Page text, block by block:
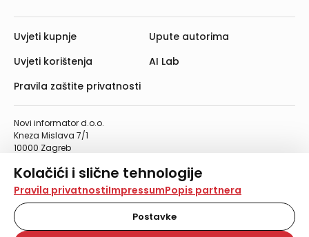
Kolačići i slične tehnologije
Na našoj web stranici koristimo kolačiće i slične
tehnologije za pohranu, čitanje i obradu informacija na
vašem uređaju. Time poboljšavamo korisničko iskustvo,
analiziramo promet na stranici te prikazujemo sadržaje i
Pravila privatnostiImpressumPopis partnera
Postavke
Novi informator d.o.o.
Kneza Mislava 7/1
10000 Zagreb
Telefaks: 01/4612-553
info@informator.hr
PRATITE NAS:
Uvjeti kupnje
Uvjeti korištenja
Pravila zaštite privatnosti
Upute autorima
AI Lab